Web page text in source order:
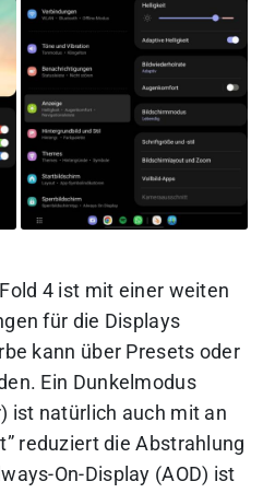
4 ist mit einer weiten
für die Displays
kann über Presets oder
Ein Dunkelmodus
ist natürlich auch mit an
reduziert die Abstrahlung
On-Display (AOD) ist